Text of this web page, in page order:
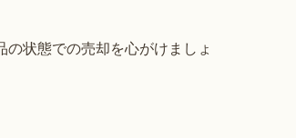
状態での売却を心がけましょ